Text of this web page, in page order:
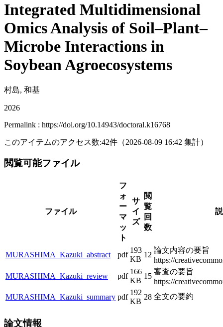
Integrated Multidimensional
Omics Analysis of Soil–Plant–
Microbe Interactions in
Soybean Agroecosystems
村島, 和基
2026
Permalink : https://doi.org/10.14943/doctoral.k16768
このアイテムのアクセス数:42件 （2026-08-09 16:42 集計）
閲覧可能ファイル
ファイル
フ
ォ
ー
マ
ッ
ト
サ
イ
ズ
閲
覧
回
数
MURASHIMA_Kazuki_abstract pdf
193
KB
12
論文内容の要旨
https://
MURASHIMA_Kazuki_review
pdf
166
KB
15
審査の要旨
https://
MURASHIMA_Kazuki_summary pdf
192
KB
28 全文の要約
論文情報